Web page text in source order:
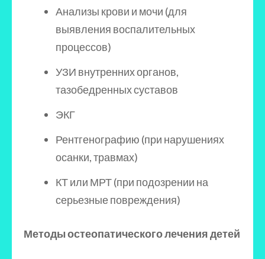
Анализы крови и мочи (для
выявления воспалительных
процессов)
УЗИ внутренних органов,
тазобедренных суставов
ЭКГ
Рентгенографию (при нарушениях
осанки, травмах)
КТ или МРТ (при подозрении на
серьезные повреждения)
Методы остеопатического лечения детей